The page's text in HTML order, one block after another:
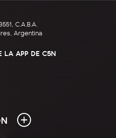
C.A.B.A.
Argentina
LA APP DE C5N